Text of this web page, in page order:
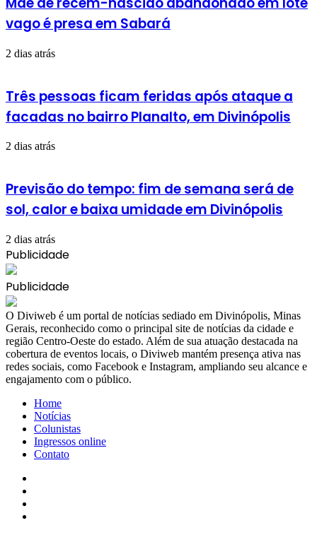
vago é presa em Sabará
2 dias atrás
Três pessoas ficam feridas após ataque a
facadas no bairro Planalto, em Divinópolis
2 dias atrás
Previsão do tempo: fim de semana será de
sol, calor e baixa umidade em Divinópolis
2 dias atrás
Publicidade
Publicidade
​O Diviweb é um portal de notícias sediado em Divinópolis, Minas
Gerais, reconhecido como o principal site de notícias da cidade e
região Centro-Oeste do estado. Além de sua atuação destacada na
cobertura de eventos locais, o Diviweb mantém presença ativa nas
redes sociais, como Facebook e Instagram, ampliando seu alcance e
engajamento com o público.
Home
Notícias
Colunistas
Ingressos online
Contato